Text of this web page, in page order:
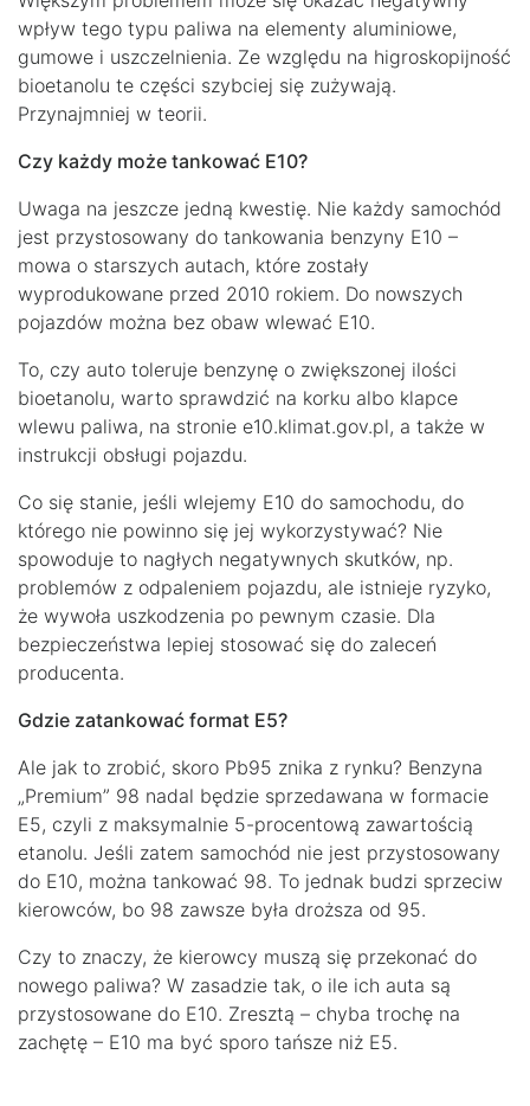
wpływ tego typu paliwa na elementy aluminiowe,
gumowe i uszczelnienia. Ze względu na higroskopijność
bioetanolu te części szybciej się zużywają.
Przynajmniej w teorii.
Czy każdy może tankować E10?
Uwaga na jeszcze jedną kwestię. Nie każdy samochód
jest przystosowany do tankowania benzyny E10 –
mowa o starszych autach, które zostały
wyprodukowane przed 2010 rokiem. Do nowszych
pojazdów można bez obaw wlewać E10.
To, czy auto toleruje benzynę o zwiększonej ilości
bioetanolu, warto sprawdzić na korku albo klapce
wlewu paliwa, na stronie e10.klimat.gov.pl, a także w
instrukcji obsługi pojazdu.
Co się stanie, jeśli wlejemy E10 do samochodu, do
którego nie powinno się jej wykorzystywać? Nie
spowoduje to nagłych negatywnych skutków, np.
problemów z odpaleniem pojazdu, ale istnieje ryzyko,
że wywoła uszkodzenia po pewnym czasie. Dla
bezpieczeństwa lepiej stosować się do zaleceń
producenta.
Gdzie zatankować format E5?
Ale jak to zrobić, skoro Pb95 znika z rynku? Benzyna
„Premium” 98 nadal będzie sprzedawana w formacie
E5, czyli z maksymalnie 5-procentową zawartością
etanolu. Jeśli zatem samochód nie jest przystosowany
do E10, można tankować 98. To jednak budzi sprzeciw
kierowców, bo 98 zawsze była droższa od 95.
Czy to znaczy, że kierowcy muszą się przekonać do
nowego paliwa? W zasadzie tak, o ile ich auta są
przystosowane do E10. Zresztą – chyba trochę na
zachętę – E10 ma być sporo tańsze niż E5.